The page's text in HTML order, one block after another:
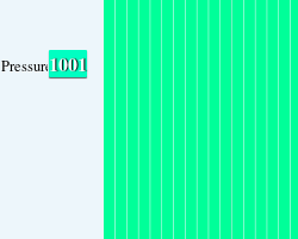
Pressure1001